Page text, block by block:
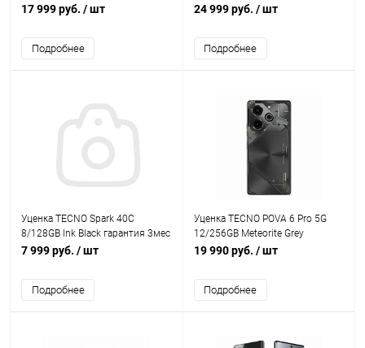
мес
17 999 руб. / шт
Подробнее
гарантия 3 мес
24 999 руб. / шт
Подробнее
Уценка TECNO Spark 40C
8/128GB Ink Black гарантия 3мес
7 999 руб. / шт
Подробнее
Уценка TECNO POVA 6 Pro 5G
12/256GB Meteorite Grey
гарантия 3 мес
19 990 руб. / шт
Подробнее